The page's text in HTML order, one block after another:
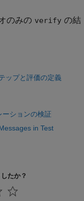
のみの verify の結
ップと評価の定義
ションの検証
in Test
たか？